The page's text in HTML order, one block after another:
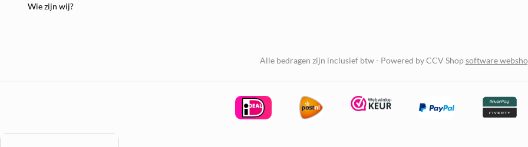
Wie zijn wij?
Alle bedragen zijn inclusief btw - Powered by CCV Shopsoftware